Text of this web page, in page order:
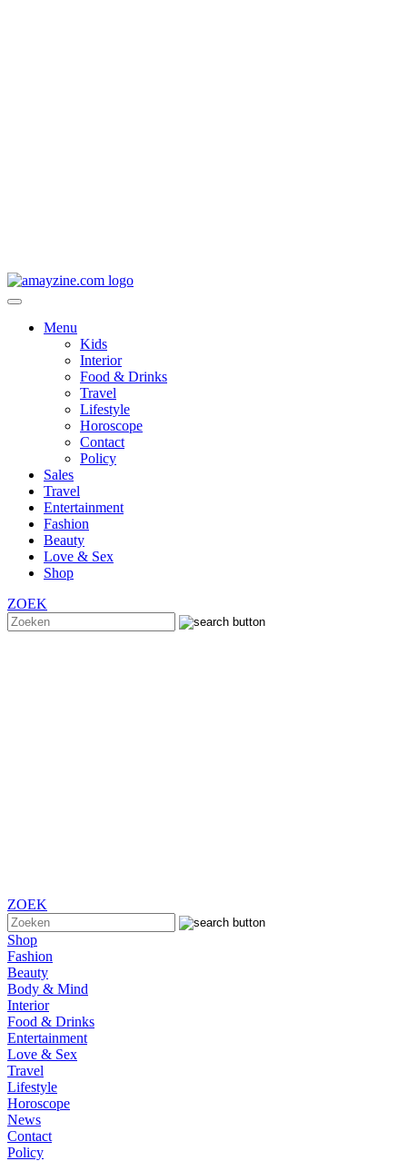
Menu
Kids
Interior
Food & Drinks
Travel
Lifestyle
Horoscope
Contact
Policy
Sales
Travel
Entertainment
Fashion
Beauty
Love & Sex
Shop
ZOEK
ZOEK
Shop
Fashion
Beauty
Body & Mind
Interior
Food & Drinks
Entertainment
Love & Sex
Travel
Lifestyle
Horoscope
News
Contact
Policy